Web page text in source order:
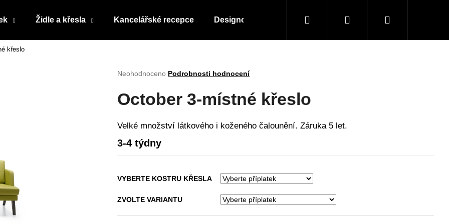
Židle a křesla Kancelářské recepce Designové kousky Doplňky a vybavení
Hledat PřihlášeníNákupní
křeslo
Průměrné
produktu
je
5
hvězdiček.
Neohodnoceno Podrobnosti hodnocení
October 3-místné křeslo
Velké množství látkového i koženého čalounění. Záruka 5 let.
3-4 týdny
VYBERTE KOSTRU KŘESLA
ZVOLTE VARIANTU
Co potřebujete najít?
HLEDAT